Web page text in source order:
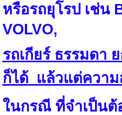
หรือรถยุโรป เช่น
VOLVO,
รถเกียร์ ธรรมดา
ก็ได้ แล้วแต่ควา
ในกรณี ที่จำเป็นต้